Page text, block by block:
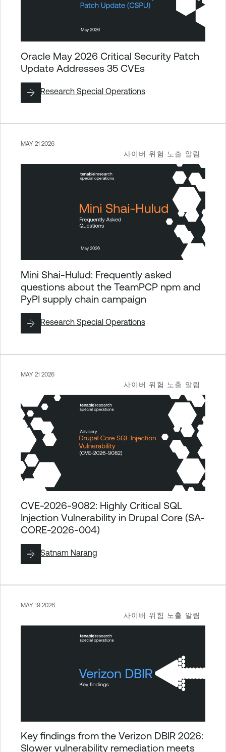
Oracle May 2026 Critical Security Patch
Update Addresses 35 CVEs
작성: Research Special Operations
사이버 위험 노출 알림
MAY 21 2026
Mini Shai-Hulud: Frequently asked
questions about the TeamPCP npm and
PyPI supply chain campaign
작성: Research Special Operations
사이버 위험 노출 알림
MAY 21 2026
CVE-2026-9082: Highly Critical SQL
Injection Vulnerability in Drupal Core (SA-
CORE-2026-004)
작성: Satnam Narang
사이버 위험 노출 알림
MAY 19 2026
Key findings from the Verizon DBIR 2026:
Slower vulnerability remediation meets